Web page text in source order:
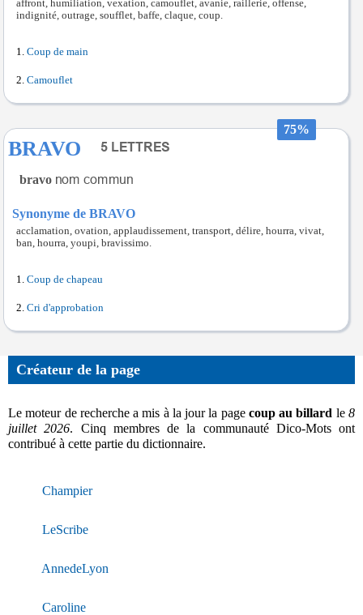
affront, humiliation, vexation, camouflet, avanie, raillerie, offense,
indignité, outrage, soufflet, baffe, claque, coup.
Coup de main
Camouflet
75%
BRAVO
bravo
Synonyme de BRAVO
acclamation, ovation, applaudissement, transport, délire, hourra, vivat,
ban, hourra, youpi, bravissimo.
Coup de chapeau
Cri d'approbation
Créateur de la page
Le moteur de recherche a mis à la jour la page coup au billard le8
juillet 2026. Cinq membres de la communauté Dico-Mots ont
contribué à cette partie du dictionnaire.
Champier
LeScribe
AnnedeLyon
Caroline